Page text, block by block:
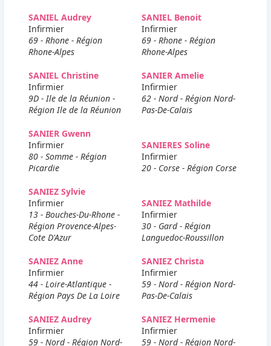
SANIEL Audrey
Infirmier
69 - Rhone - Région
Rhone-Alpes
SANIEL Benoit
Infirmier
69 - Rhone - Région
Rhone-Alpes
SANIEL Christine
Infirmier
9D - Ile de la Réunion -
Région Ile de la Réunion
SANIER Amelie
Infirmier
62 - Nord - Région Nord-
Pas-De-Calais
SANIER Gwenn
Infirmier
80 - Somme - Région
Picardie
SANIERES Soline
Infirmier
20 - Corse - Région Corse
SANIEZ Sylvie
Infirmier
13 - Bouches-Du-Rhone -
Région Provence-Alpes-
Cote D'Azur
SANIEZ Mathilde
Infirmier
30 - Gard - Région
Languedoc-Roussillon
SANIEZ Anne
Infirmier
44 - Loire-Atlantique -
Région Pays De La Loire
SANIEZ Christa
Infirmier
59 - Nord - Région Nord-
Pas-De-Calais
SANIEZ Audrey
Infirmier
59 - Nord - Région Nord-
SANIEZ Hermenie
Infirmier
59 - Nord - Région Nord-